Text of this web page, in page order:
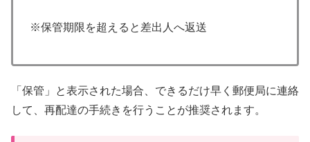
※保管期限を超えると差出人へ返送
「保管」と表示された場合、できるだけ早く郵便局に連絡
して、再配達の手続きを行うことが推奨されます。